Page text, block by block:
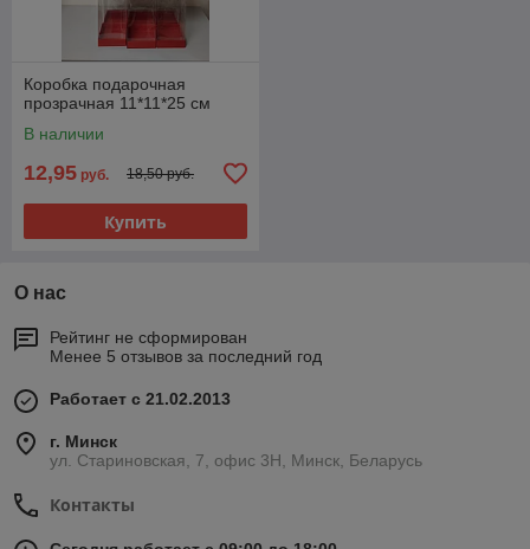
Коробка подарочная
прозрачная 11*11*25 см
В наличии
12,95 руб. 18,50 руб.
Купить
О нас
Рейтинг не сформирован
Менее 5 отзывов за последний год
Работает с 21.02.2013
г. Минск
ул. Стариновская, 7, офис 3Н, Минск, Беларусь
Контакты